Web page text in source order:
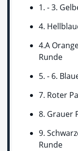
1. - 3.
4.
4.A
Runde
5. - 6.
7. Roter
8. Grauer
9.
Runde